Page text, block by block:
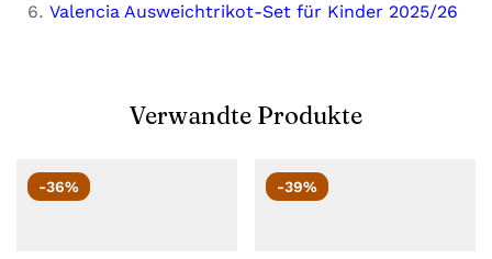
Valencia Ausweichtrikot-Set für Kinder 2025/26
Verwandte Produkte
-36% -39%